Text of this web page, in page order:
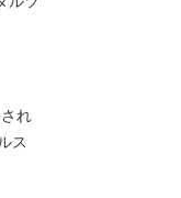
れ
ス